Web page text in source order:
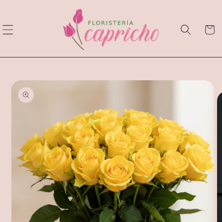
Carrito
directamente
a la
información